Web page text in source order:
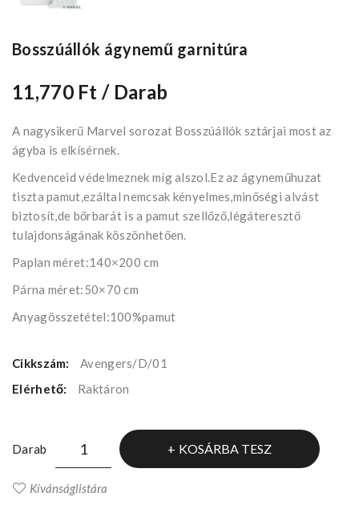
Bosszúállók ágynemű garnitúra
11,770 Ft/ Darab
A nagysikerű Marvel sorozat Bosszúállók sztárjai most az
ágyba is elkísérnek.
Kedvenceid védelmeznek míg alszol.Ez az ágyneműhuzat
tiszta pamut,ezáltal nemcsak kényelmes,minőségi alvást
biztosít,de bőrbarát is a pamut szellőző,légáteresztő
tulajdonságának köszönhetően.
Paplan méret:140×200 cm
Párna méret:50×70 cm
Anyagösszetétel:100%pamut
Cikkszám:
Avengers/D/01
Elérhető:
Raktáron
Darab KOSÁRBA TESZ
Kívánságlistára